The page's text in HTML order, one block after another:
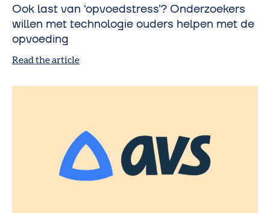
Ook last van ‘opvoedstress’? Onderzoekers
willen met technologie ouders helpen met de
opvoeding
Read the article